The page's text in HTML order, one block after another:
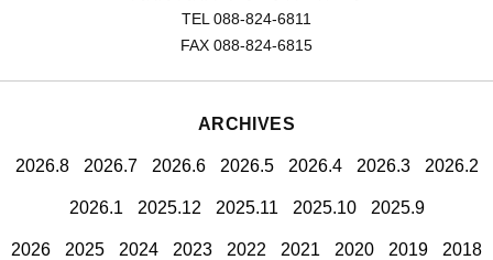
TEL 088-824-6811
FAX 088-824-6815
ARCHIVES
2026.8 2026.7 2026.6 2026.5 2026.4 2026.3 2026.2
2026.1 2025.12 2025.11 2025.10 2025.9
2026 2025 2024 2023 2022 2021 2020 2019 2018